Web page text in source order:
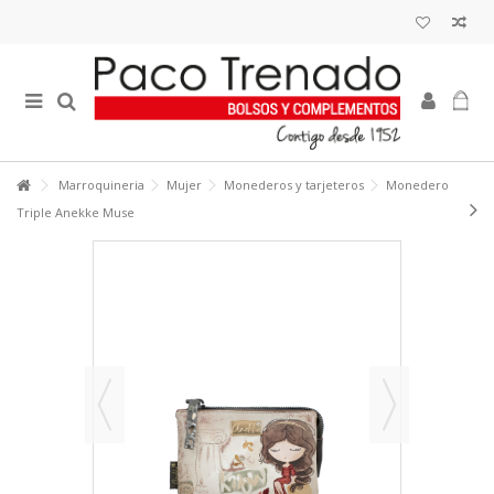
Marroquineria Mujer Monederos y tarjeteros
Monedero
Triple Anekke Muse